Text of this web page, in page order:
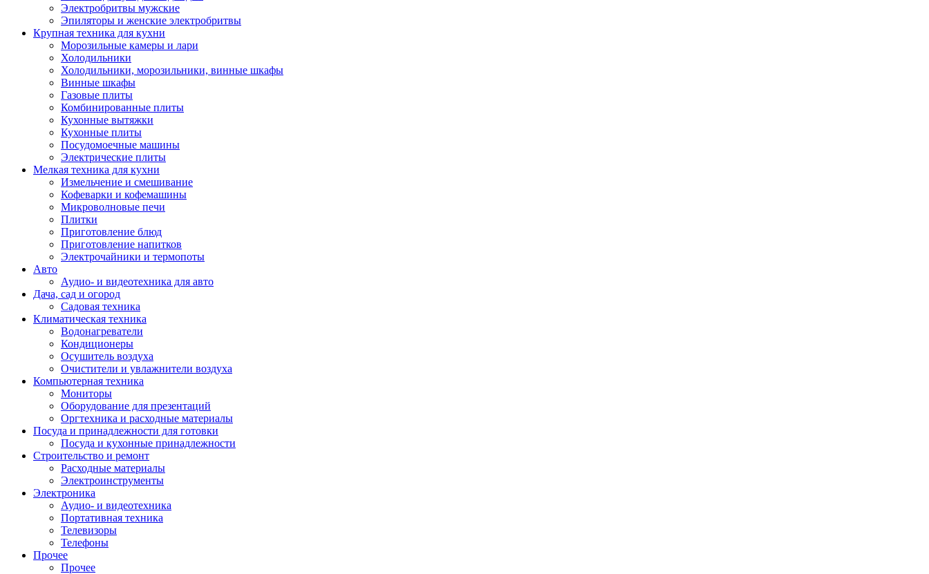
Электробритвы мужские
Эпиляторы и женские электробритвы
Крупная техника для кухни
Морозильные камеры и лари
Холодильники
Холодильники, морозильники, винные шкафы
Винные шкафы
Газовые плиты
Комбинированные плиты
Кухонные вытяжки
Кухонные плиты
Посудомоечные машины
Электрические плиты
Мелкая техника для кухни
Измельчение и смешивание
Кофеварки и кофемашины
Микроволновые печи
Плитки
Приготовление блюд
Приготовление напитков
Электрочайники и термопоты
Авто
Аудио- и видеотехника для авто
Дача, сад и огород
Садовая техника
Климатическая техника
Водонагреватели
Кондиционеры
Осушитель воздуха
Очистители и увлажнители воздуха
Компьютерная техника
Мониторы
Оборудование для презентаций
Оргтехника и расходные материалы
Посуда и принадлежности для готовки
Посуда и кухонные принадлежности
Строительство и ремонт
Расходные материалы
Электроинструменты
Электроника
Аудио- и видеотехника
Портативная техника
Телевизоры
Телефоны
Прочее
Прочее